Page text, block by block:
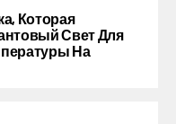
Которая
Свет Для
На